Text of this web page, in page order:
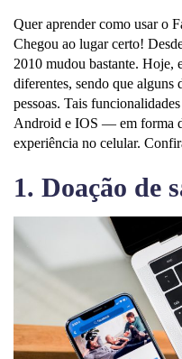
Quer aprender como usar o
Chegou ao lugar certo!
2010 mudou bastante. Hoje,
diferentes, sendo que alguns
pessoas. Tais
Android e IOS — em forma
experiência no celular.
1. Doação de